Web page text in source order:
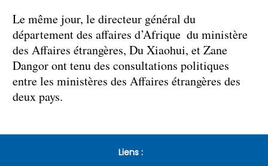
Le même jour, le directeur général du
département des affaires d’Afrique du ministère
des Affaires étrangères, Du Xiaohui, et Zane
Dangor ont tenu des consultations politiques
entre les ministères des Affaires étrangères des
deux pays.
Liens :